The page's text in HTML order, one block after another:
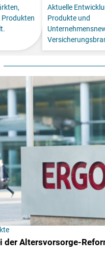
Produkten
Aktuelle
Produkte und
der Altersvorsorge-